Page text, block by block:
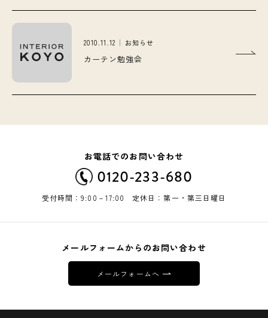
2010.11.12 お知らせ
カーテン勉強会
お電話でのお問い合わせ
0120-233-680
受付時間：9:00－17:00 定休日：第一・第三日曜日
メールフォームからのお問い合わせ
メールフォームへ